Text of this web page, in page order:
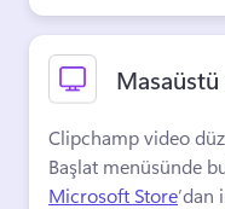
Masaüstü
Clipchamp video
Microsoft Store’dan